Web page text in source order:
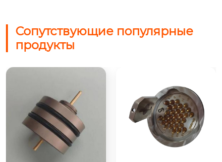
Сопутствующие популярные
продукты